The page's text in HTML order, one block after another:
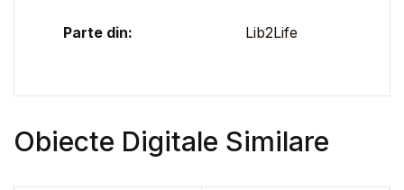
Parte din: Lib2Life
Obiecte Digitale Similare